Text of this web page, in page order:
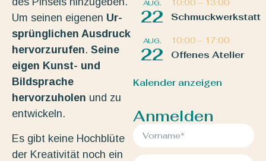
Um seinen eigenen Ur-
sprünglichen Ausdruck
hervorzurufen. Seine
eigen Kunst- und
Bildsprache
hervorzuholen und zu
entwickeln.
Es gibt keine Hochblüte
der Kreativität noch ein
AUG.
22
10:00 – 13:00
Schmuckwerkstatt
AUG.
22
10:00 – 17:00
Offenes Atelier
Kalender anzeigen
Anmelden